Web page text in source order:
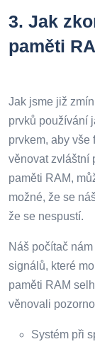
3. Jak
paměti
Jak jsme již
prvků používání
prvkem, aby vše
věnovat zvláštní
paměti RAM,
možné, že se
že se nespustí.
Náš počítač
signálů, které
paměti RAM
věnovali
Systém při